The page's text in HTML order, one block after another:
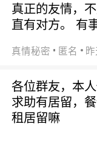
真正的友情，
直有对方。 有
真情秘密 匿名
各位群友，本
求助有居留，
租居留嘛